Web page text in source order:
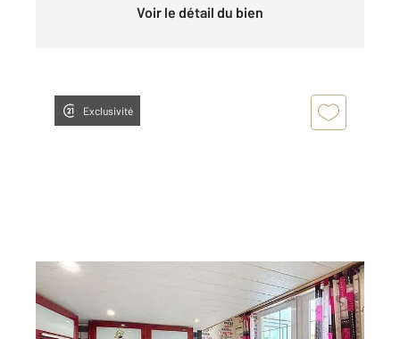
Voir le détail du bien
Exclusivité
19,03 m
Ref : 28116